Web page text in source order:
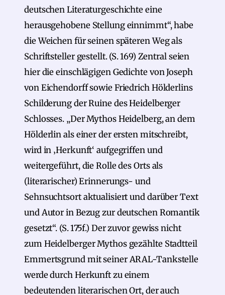
deutschen Literaturgeschichte eine
herausgehobene Stellung einnimmt“, habe
die Weichen für seinen späteren Weg als
Schriftsteller gestellt. (S. 169) Zentral seien
hier die einschlägigen Gedichte von Joseph
von Eichendorff sowie Friedrich Hölderlins
Schilderung der Ruine des Heidelberger
Schlosses. „Der Mythos Heidelberg, an dem
Hölderlin als einer der ersten mitschreibt,
wird in ‚Herkunft‘ aufgegriffen und
weitergeführt, die Rolle des Orts als
(literarischer) Erinnerungs- und
Sehnsuchtsort aktualisiert und darüber Text
und Autor in Bezug zur deutschen Romantik
gesetzt“. (S. 175f.) Der zuvor gewiss nicht
zum Heidelberger Mythos gezählte Stadtteil
Emmertsgrund mit seiner ARAL-Tankstelle
werde durch Herkunft zu einem
bedeutenden literarischen Ort, der auch